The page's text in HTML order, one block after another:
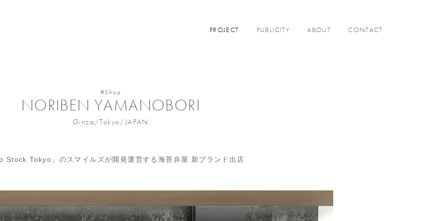
PROJECT PUBLICITY ABOUT CONTACT
#Shop
NORIBEN YAMANOBORI
Ginza/Tokyo/JAPAN
Stock Tokyo」のスマイルズが開発運営する海苔弁屋 新ブランド出店